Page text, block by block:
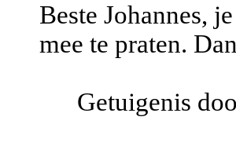
Beste Johannes,
mee te praten.
Getuigenis